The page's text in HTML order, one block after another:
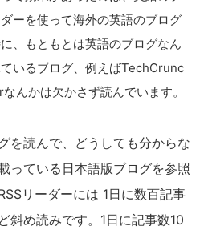
ーを使って海外の英語のブログ
、もともとは英語のブログなん
いるブログ、例えばTechCrunc
んかは欠かさず読んでいます。
を読んで、どうしても分からな
っている日本語版ブログを参照
リーダーには 1日に数百記事
斜め読みです。1日に記事数10